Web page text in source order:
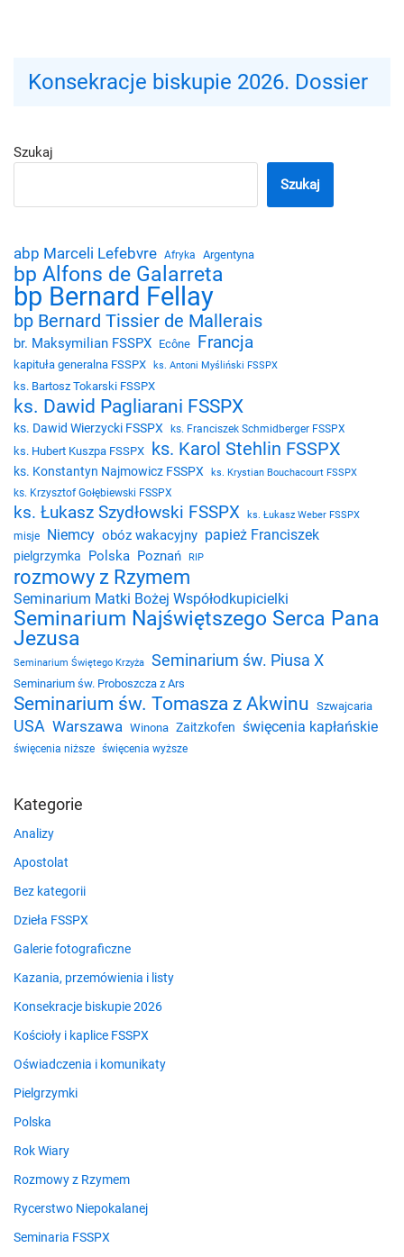
Konsekracje biskupie 2026. Dossier
Szukaj
Szukaj
abp Marceli Lefebvre Afryka Argentyna
bp Alfons de Galarreta
bp Bernard Fellay
bp Bernard Tissier de Mallerais
br. Maksymilian FSSPX Ecône Francja
kapituła generalna FSSPX ks. Antoni Myśliński FSSPX
ks. Bartosz Tokarski FSSPX
ks. Dawid Pagliarani FSSPX
ks. Dawid Wierzycki FSSPX ks. Franciszek Schmidberger FSSPX
ks. Hubert Kuszpa FSSPX ks. Karol Stehlin FSSPX
ks. Konstantyn Najmowicz FSSPX
ks. Krystian Bouchacourt FSSPX
ks. Krzysztof Gołębiewski FSSPX
ks. Łukasz Szydłowski FSSPX ks. Łukasz Weber FSSPX
misje Niemcy obóz wakacyjny papież Franciszek
pielgrzymka Polska Poznań RIP
rozmowy z Rzymem
Seminarium Matki Bożej Współodkupicielki
Seminarium Najświętszego Serca Pana
Jezusa
Seminarium Świętego Krzyża Seminarium św. Piusa X
Seminarium św. Proboszcza z Ars
Seminarium św. Tomasza z Akwinu Szwajcaria
USA Warszawa Winona Zaitzkofen święcenia kapłańskie
święcenia niższe święcenia wyższe
Kategorie
Analizy
Apostolat
Bez kategorii
Dzieła FSSPX
Galerie fotograficzne
Kazania, przemówienia i listy
Konsekracje biskupie 2026
Kościoły i kaplice FSSPX
Oświadczenia i komunikaty
Pielgrzymki
Polska
Rok Wiary
Rozmowy z Rzymem
Rycerstwo Niepokalanej
Seminaria FSSPX